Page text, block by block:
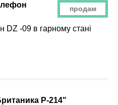
продам
DZ -09 в гарному стані
Р-214"